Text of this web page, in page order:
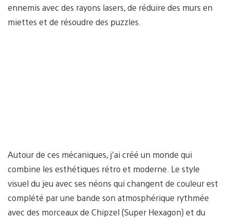
ennemis avec des rayons lasers, de réduire des murs en
miettes et de résoudre des puzzles.
Autour de ces mécaniques, j’ai créé un monde qui
combine les esthétiques rétro et moderne. Le style
visuel du jeu avec ses néons qui changent de couleur est
complété par une bande son atmosphérique rythmée
avec des morceaux de Chipzel (Super Hexagon) et du